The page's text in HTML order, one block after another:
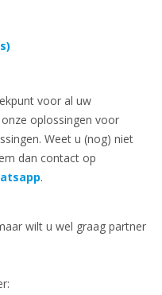
voor al uw
oplossingen voor
Weet u (nog) niet
dan contact op
.
wilt u wel graag partner